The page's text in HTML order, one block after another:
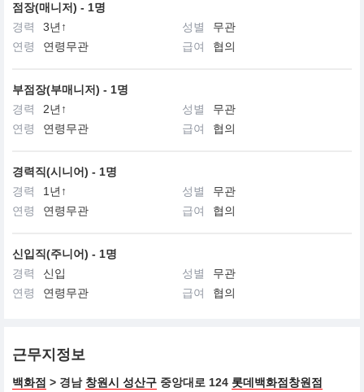
점장(매니저) - 1명
경력
3년↑ 성별
무관
연령
연령무관 급여 협의
부점장(부매니저) - 1명
경력
2년↑ 성별
무관
연령
연령무관 급여 협의
경력직(시니어) - 1명
경력
1년↑ 성별
무관
연령
연령무관 급여 협의
신입직(주니어) - 1명
경력
신입 성별
무관
연령
연령무관 급여 협의
근무지정보
백화점 > 경남 창원시 성산구 중앙대로 124 롯데백화점창원점